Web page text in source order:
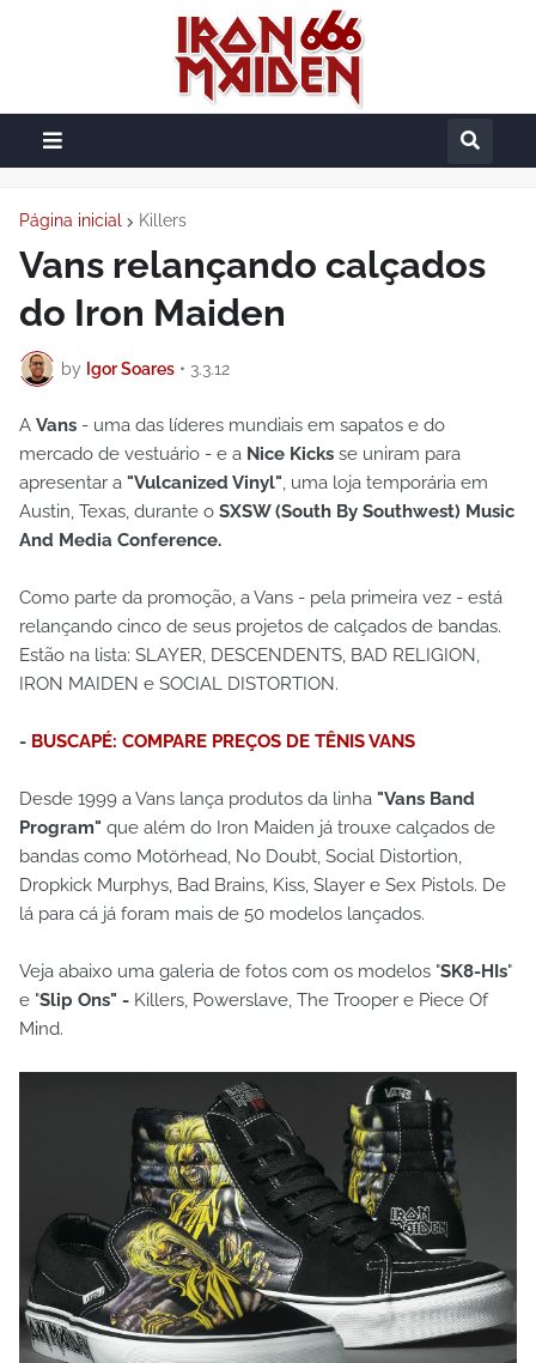
Página inicial Killers
Vans relançando calçados
do Iron Maiden
by Igor Soares • 3.3.12
A Vans - uma das líderes mundiais em sapatos e do
mercado de vestuário - e a Nice Kicks se uniram para
apresentar a "Vulcanized Vinyl", uma loja temporária em
Austin, Texas, durante o SXSW (South By Southwest) Music
And Media Conference.
Como parte da promoção, a Vans - pela primeira vez - está
relançando cinco de seus projetos de calçados de bandas.
Estão na lista: SLAYER, DESCENDENTS, BAD RELIGION,
IRON MAIDEN e SOCIAL DISTORTION.
- BUSCAPÉ: COMPARE PREÇOS DE TÊNIS VANS
Desde 1999 a Vans lança produtos da linha "Vans Band
Program" que além do Iron Maiden já trouxe calçados de
bandas como Motörhead, No Doubt, Social Distortion,
Dropkick Murphys, Bad Brains, Kiss, Slayer e Sex Pistols. De
lá para cá já foram mais de 50 modelos lançados.
Veja abaixo uma galeria de fotos com os modelos "SK8-HIs"
e "Slip Ons" - Killers, Powerslave, The Trooper e Piece Of
Mind.